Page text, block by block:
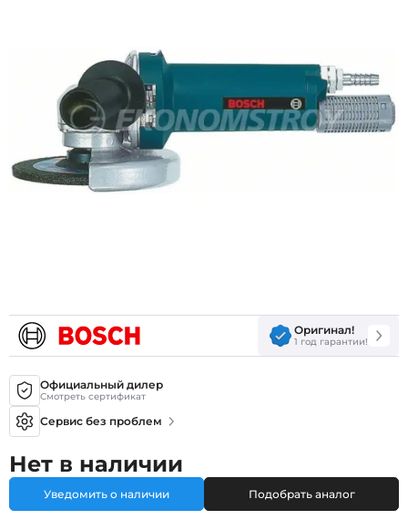
Оригинал!
1 год гарантии!
Официальный дилер
Смотреть сертификат
Сервис без проблем
Нет в наличии
Уведомить о наличии Подобрать аналог